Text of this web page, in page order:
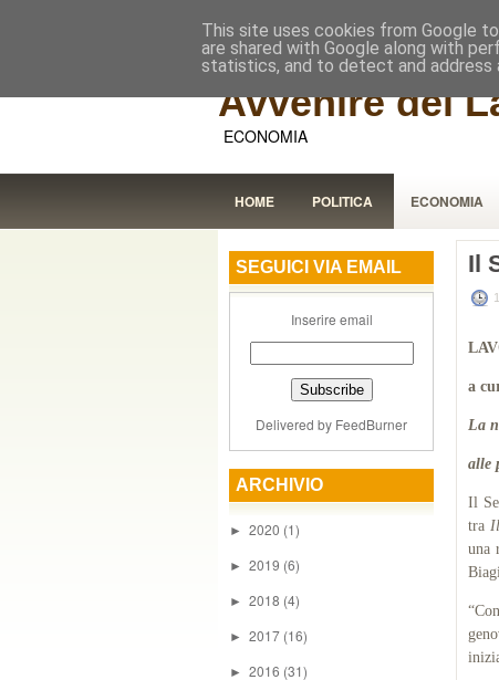
Avvenire dei
ECONOMIA
HOME POLITICA ECONOMIA
SEGUICI VIA EMAIL
Inserire email
Delivered by FeedBurner
ARCHIVIO
► 2020 (1)
► 2019 (6)
► 2018 (4)
► 2017 (16)
► 2016 (31)
Il
a
La
alle
Il
tra
una
This site uses cookies from Google
are shared with Google along with
statistics, and to detect and address